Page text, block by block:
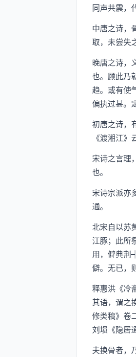
同声共震，
中唐之诗，
取，未尝失
晚唐之诗，
也。顾此乃
趋。或有使
偏执过甚。
初唐之诗，
《渡湘江
宋诗之言理
也。
宋诗宗派亦
通。
北宋自以苏
江豚；此所
用，僻典荆
僻。无已，
释惠洪《冷
其语，谓之
修类稿》卷
刘埙《隐居
夫换骨者，